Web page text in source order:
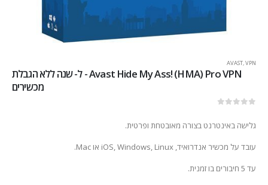
AVAST VPN
Avast Hide My Ass! (HMA) Pro VPN - ל- שנה ללא הגבלת
מכשירים
גלישה באינטרנט בצורה מאובטחת ופרטית.
עובד על מכשיר אנדרואיד, iOS, Windows, Linux או Mac.
עד 5 חיבורים בו זמנית.